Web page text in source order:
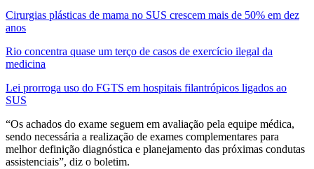
Cirurgias plásticas de mama no SUS crescem mais de 50% em dez
anos
Rio concentra quase um terço de casos de exercício ilegal da
medicina
Lei prorroga uso do FGTS em hospitais filantrópicos ligados ao
SUS
“Os achados do exame seguem em avaliação pela equipe médica,
sendo necessária a realização de exames complementares para
melhor definição diagnóstica e planejamento das próximas condutas
assistenciais”, diz o boletim.